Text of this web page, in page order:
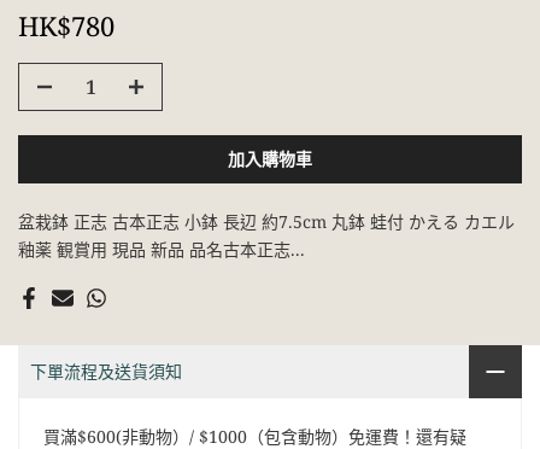
HK$780
加入購物車
盆栽鉢 正志 古本正志 小鉢 長辺 約7.5cm 丸鉢 蛙付 かえる カエル
釉薬 観賞用 現品 新品 品名古本正志...
下單流程及送貨須知
買滿$600(非動物）/ $1000（包含動物）免運費！還有疑